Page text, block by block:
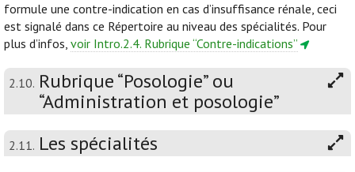
formule une contre-indication en cas d’insuffisance rénale, ceci
est signalé dans ce Répertoire au niveau des spécialités. Pour
plus d’infos, voir Intro.2.4. Rubrique “Contre-indications”
2.10. Rubrique “Posologie” ou
“Administration et posologie”
2.11. Les spécialités